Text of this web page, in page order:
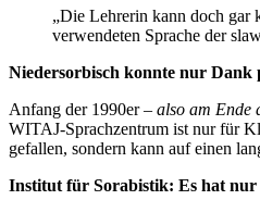
„Die Lehrerin kann doch gar
verwendeten Sprache der
Niedersorbisch konnte nur
Anfang der 1990er – also am Ende
WITAJ-Sprachzentrum ist nur für
gefallen, sondern kann auf einen
Institut für Sorabistik: Es hat nur